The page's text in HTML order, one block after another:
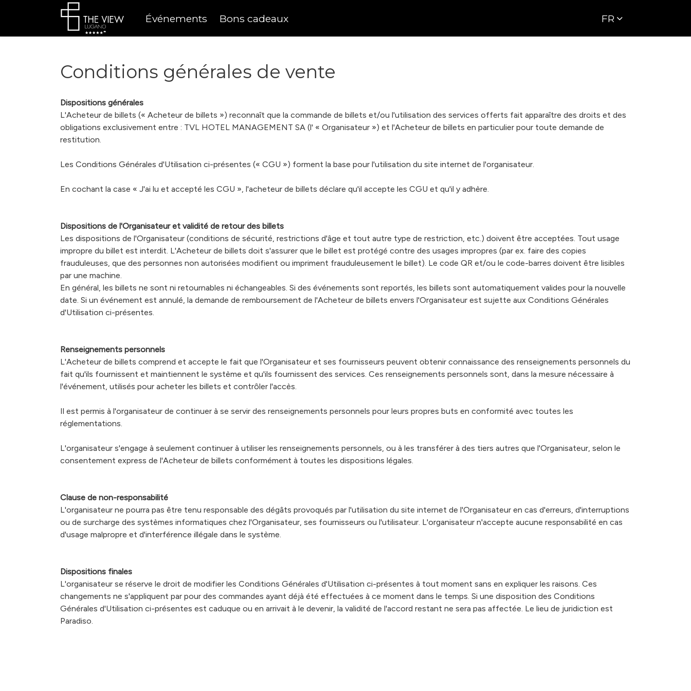
Événements Bons cadeaux FR
Conditions générales de vente
Dispositions générales
L'Acheteur de billets (« Acheteur de billets ») reconnaît que la commande de billets et/ou l'utilisation des services offerts fait apparaître des droits et des
obligations exclusivement entre : TVL HOTEL MANAGEMENT SA (l' « Organisateur ») et l'Acheteur de billets en particulier pour toute demande de
restitution.
Les Conditions Générales d'Utilisation ci-présentes (« CGU ») forment la base pour l'utilisation du site internet de l'organisateur.
En cochant la case « J'ai lu et accepté les CGU », l'acheteur de billets déclare qu'il accepte les CGU et qu'il y adhère.
Dispositions de l'Organisateur et validité de retour des billets
Les dispositions de l'Organisateur (conditions de sécurité, restrictions d'âge et tout autre type de restriction, etc.) doivent être acceptées. Tout usage
impropre du billet est interdit. L'Acheteur de billets doit s'assurer que le billet est protégé contre des usages impropres (par ex. faire des copies
frauduleuses, que des personnes non autorisées modifient ou impriment frauduleusement le billet). Le code QR et/ou le code-barres doivent être lisibles
par une machine.
En général, les billets ne sont ni retournables ni échangeables. Si des événements sont reportés, les billets sont automatiquement valides pour la nouvelle
date. Si un événement est annulé, la demande de remboursement de l'Acheteur de billets envers l'Organisateur est sujette aux Conditions Générales
d'Utilisation ci-présentes.
Renseignements personnels
L'Acheteur de billets comprend et accepte le fait que l'Organisateur et ses fournisseurs peuvent obtenir connaissance des renseignements personnels du
fait qu'ils fournissent et maintiennent le système et qu'ils fournissent des services. Ces renseignements personnels sont, dans la mesure nécessaire à
l'événement, utilisés pour acheter les billets et contrôler l'accès.
Il est permis à l'organisateur de continuer à se servir des renseignements personnels pour leurs propres buts en conformité avec toutes les
réglementations.
L'organisateur s'engage à seulement continuer à utiliser les renseignements personnels, ou à les transférer à des tiers autres que l'Organisateur, selon le
consentement express de l'Acheteur de billets conformément à toutes les dispositions légales.
Clause de non-responsabilité
L'organisateur ne pourra pas être tenu responsable des dégâts provoqués par l'utilisation du site internet de l'Organisateur en cas d'erreurs, d'interruptions
ou de surcharge des systèmes informatiques chez l'Organisateur, ses fournisseurs ou l'utilisateur. L'organisateur n'accepte aucune responsabilité en cas
d'usage malpropre et d'interférence illégale dans le système.
Dispositions finales
L'organisateur se réserve le droit de modifier les Conditions Générales d'Utilisation ci-présentes à tout moment sans en expliquer les raisons. Ces
changements ne s'appliquent par pour des commandes ayant déjà été effectuées à ce moment dans le temps. Si une disposition des Conditions
Générales d'Utilisation ci-présentes est caduque ou en arrivait à le devenir, la validité de l'accord restant ne sera pas affectée. Le lieu de juridiction est
Paradiso.